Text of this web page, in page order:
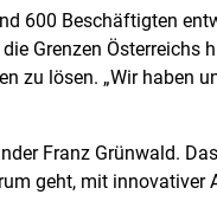
600 Beschäftigten
Grenzen Österreichs
zu lösen. „Wir haben
Franz Grünwald.
geht, mit